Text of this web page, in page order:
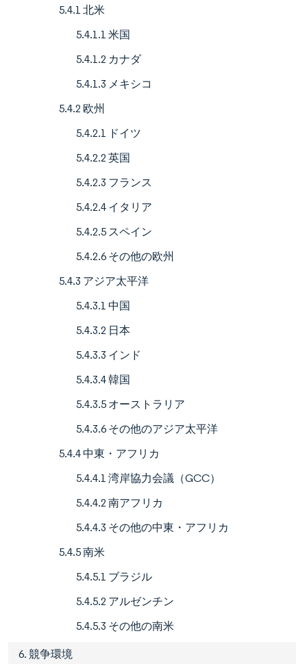
5.4.1 北米
5.4.1.1 米国
5.4.1.2 カナダ
5.4.1.3 メキシコ
5.4.2 欧州
5.4.2.1 ドイツ
5.4.2.2 英国
5.4.2.3 フランス
5.4.2.4 イタリア
5.4.2.5 スペイン
5.4.2.6 その他の欧州
5.4.3 アジア太平洋
5.4.3.1 中国
5.4.3.2 日本
5.4.3.3 インド
5.4.3.4 韓国
5.4.3.5 オーストラリア
5.4.3.6 その他のアジア太平洋
5.4.4 中東・アフリカ
5.4.4.1 湾岸協力会議（GCC）
5.4.4.2 南アフリカ
5.4.4.3 その他の中東・アフリカ
5.4.5 南米
5.4.5.1 ブラジル
5.4.5.2 アルゼンチン
5.4.5.3 その他の南米
6. 競争環境